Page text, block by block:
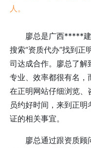
人。
廖总是广西*****
搜索“资质代办”找到正
司达成合作。 廖总了解
专业、效率都很有名，
在正明网站仔细浏览、
员约好时间，来到正
证的相关事宜。
廖总通过跟资质顾